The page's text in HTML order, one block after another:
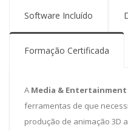
Software Incluído
Formação Certificada
A Media &
ferramentas de que
produção de animação 3D